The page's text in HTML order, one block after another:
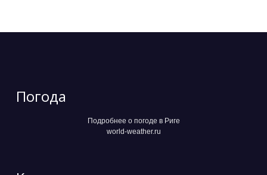
Погода
Подробнее о погоде в Риге
world-weather.ru